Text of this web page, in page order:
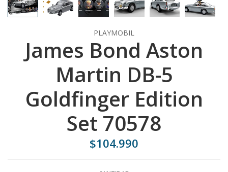
PLAYMOBIL
James Bond Aston
Martin DB-5
Goldfinger Edition
Set 70578
$104.990